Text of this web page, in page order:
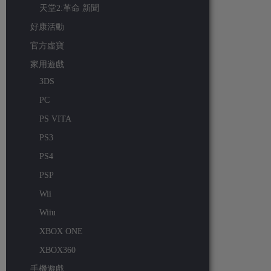
天堂2:革命 新聞
好康活動
官方虛寶
家用遊戲
3DS
PC
PS VITA
PS3
PS4
PSP
Wii
Wiiu
XBOX ONE
XBOX360
手機遊戲